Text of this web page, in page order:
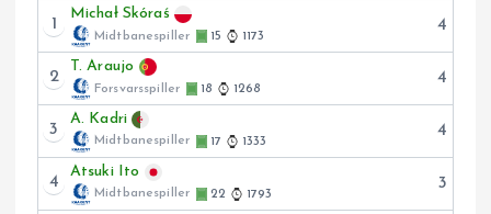
1
Michał Skóraś
Midtbanespiller 15 1173
4
2
T. Araujo
Forsvarsspiller 18 1268
4
3
A. Kadri
Midtbanespiller 17 1333
4
4
Atsuki Ito
Midtbanespiller 22 1793
3